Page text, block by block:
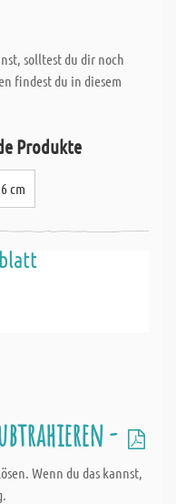
solltest du dir noch
findest du in diesem
Produkte
cm
-
Wenn du das kannst,